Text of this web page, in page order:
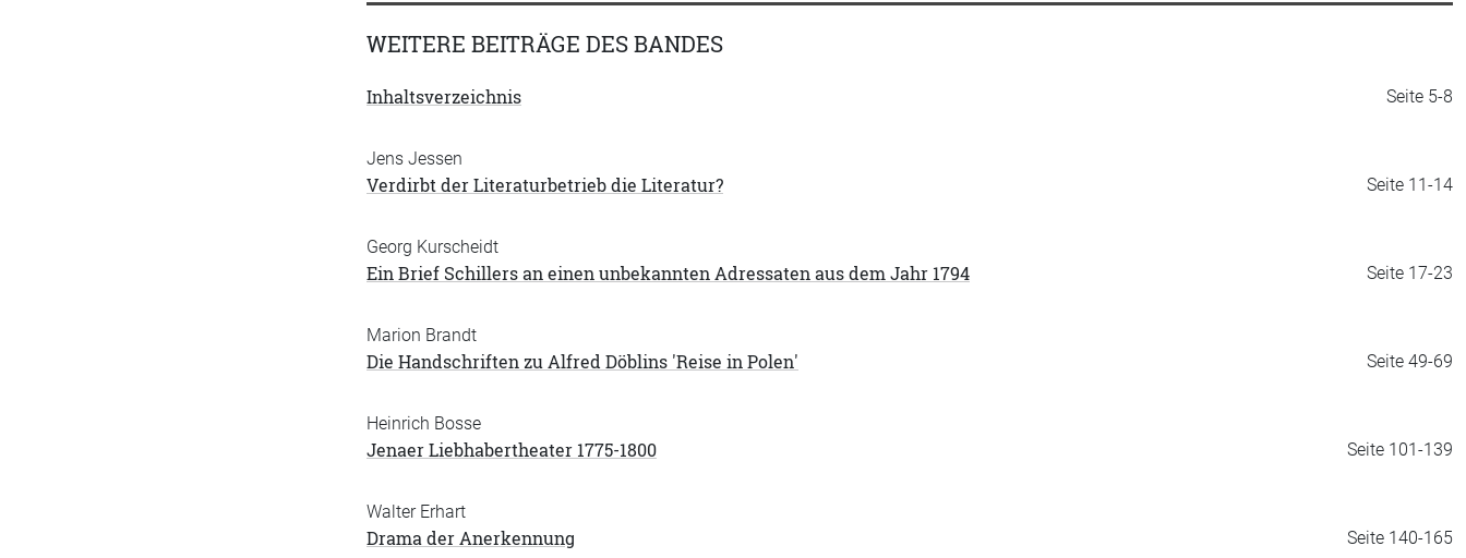
WEITERE BEITRÄGE DES BANDES
Seite 5-8
Inhaltsverzeichnis
Jens Jessen
Seite 11-14
Verdirbt der Literaturbetrieb die Literatur?
Georg Kurscheidt
Seite 17-23
Ein Brief Schillers an einen unbekannten Adressaten aus dem Jahr 1794
Marion Brandt
Seite 49-69
Die Handschriften zu Alfred Döblins 'Reise in Polen'
Heinrich Bosse
Seite 101-139
Jenaer Liebhabertheater 1775-1800
Walter Erhart
Seite 140-165
Drama der Anerkennung